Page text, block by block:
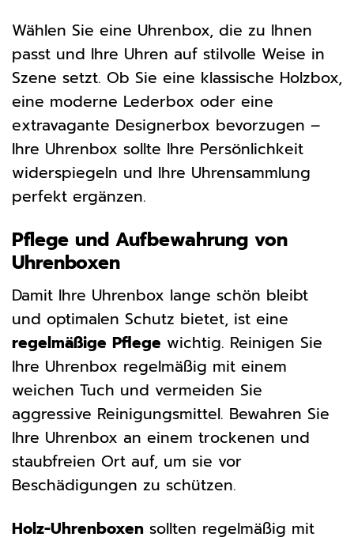
Wählen Sie eine Uhrenbox, die zu Ihnen
passt und Ihre Uhren auf stilvolle Weise in
Szene setzt. Ob Sie eine klassische Holzbox,
eine moderne Lederbox oder eine
extravagante Designerbox bevorzugen –
Ihre Uhrenbox sollte Ihre Persönlichkeit
widerspiegeln und Ihre Uhrensammlung
perfekt ergänzen.
Pflege und Aufbewahrung von
Uhrenboxen
Damit Ihre Uhrenbox lange schön bleibt
und optimalen Schutz bietet, ist eine
regelmäßige Pflege wichtig. Reinigen Sie
Ihre Uhrenbox regelmäßig mit einem
weichen Tuch und vermeiden Sie
aggressive Reinigungsmittel. Bewahren Sie
Ihre Uhrenbox an einem trockenen und
staubfreien Ort auf, um sie vor
Beschädigungen zu schützen.
Holz-Uhrenboxen sollten regelmäßig mit